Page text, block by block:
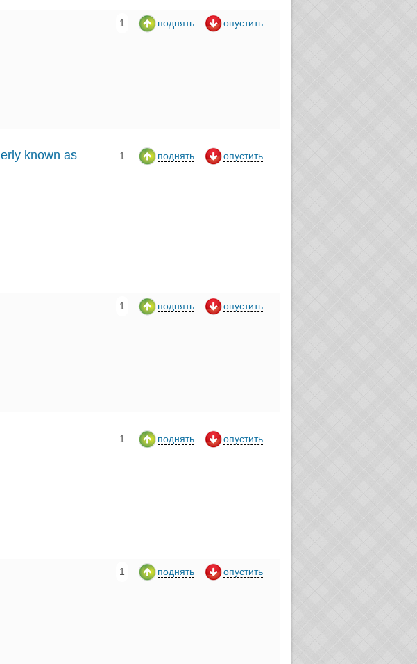
1 поднять опустить
known as
1 поднять опустить
1 поднять опустить
1 поднять опустить
1 поднять опустить